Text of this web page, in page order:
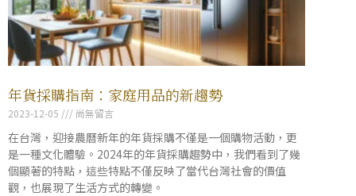
年貨採購指南：家庭用品的新趨勢
2023-12-05 尚無留言
在台灣，迎接農曆新年的年貨採購不僅是一個購物活動，更
是一種文化體驗。2024年的年貨採購趨勢中，我們看到了幾
個顯著的特點，這些特點不僅反映了當代台灣社會的價值
觀，也展現了生活方式的轉變。